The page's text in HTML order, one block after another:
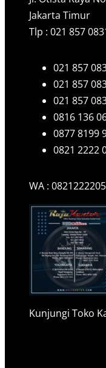
Jakarta Timur
Tlp : 021 857
021 857
021 857
021 857
0816 136
0877 8199
0821 2222
WA :
Kunjungi Toko